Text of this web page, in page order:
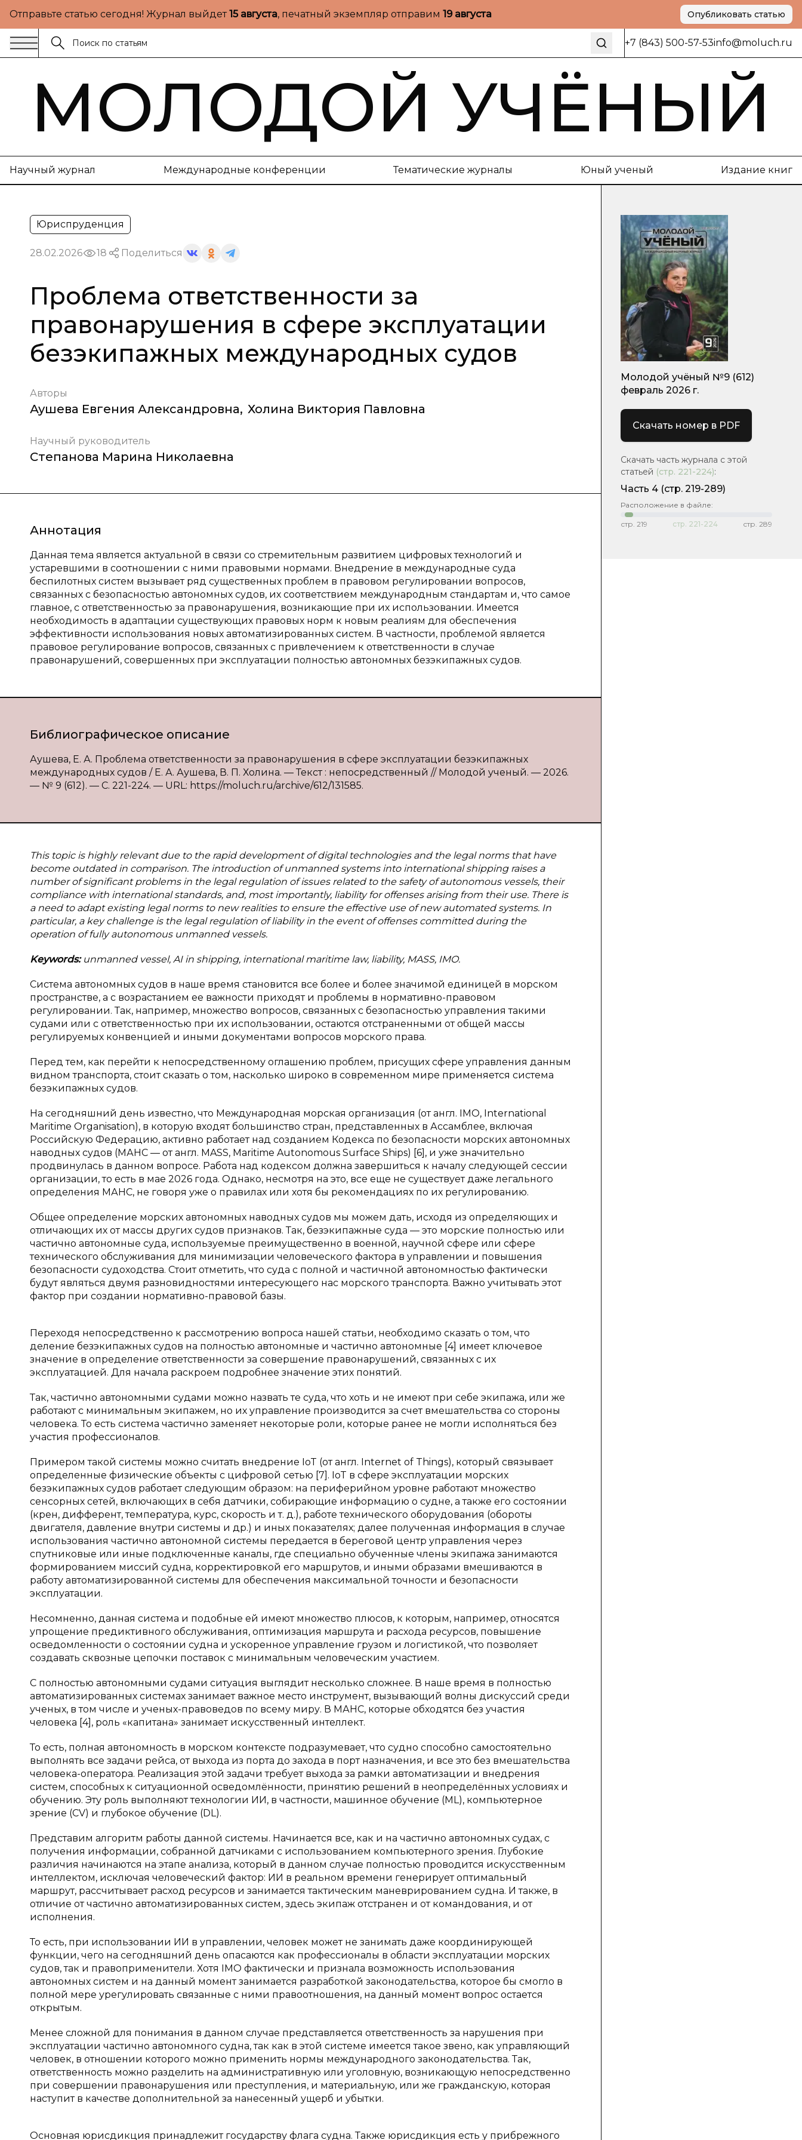
Отправьте статью сегодня! Журнал выйдет15 августа, печатный экземпляр отправим 19 августа Опубликовать статью
+7 (843) 500-57-53info@moluch.ru
МОЛОДОЙ УЧЁНЫЙ
Научный журнал Международные конференции Тематические журналы Юный ученый Издание книг
Юриспруденция
28.02.2026 18 Поделиться
Проблема ответственности за
правонарушения в сфере эксплуатации
безэкипажных международных судов
Авторы
Аушева Евгения Александровна, Холина Виктория Павловна
Научный руководитель
Степанова Марина Николаевна
Аннотация
Данная тема является актуальной в связи со стремительным развитием цифровых технологий и
устаревшими в соотношении с ними правовыми нормами. Внедрение в международные суда
беспилотных систем вызывает ряд существенных проблем в правовом регулировании вопросов,
связанных с безопасностью автономных судов, их соответствием международным стандартам и, что самое
главное, с ответственностью за правонарушения, возникающие при их использовании. Имеется
необходимость в адаптации существующих правовых норм к новым реалиям для обеспечения
эффективности использования новых автоматизированных систем. В частности, проблемой является
правовое регулирование вопросов, связанных с привлечением к ответственности в случае
правонарушений, совершенных при эксплуатации полностью автономных безэкипажных судов.
Библиографическое описание
Аушева, Е. А. Проблема ответственности за правонарушения в сфере эксплуатации безэкипажных
международных судов / Е. А. Аушева, В. П. Холина. — Текст : непосредственный // Молодой ученый. — 2026.
— № 9 (612). — С. 221-224. — URL: https://moluch.ru/archive/612/131585.
This topic is highly relevant due to the rapid development of digital technologies and the legal norms that have
become outdated in comparison. The introduction of unmanned systems into international shipping raises a
number of significant problems in the legal regulation of issues related to the safety of autonomous vessels, their
compliance with international standards, and, most importantly, liability for offenses arising from their use. There is
a need to adapt existing legal norms to new realities to ensure the effective use of new automated systems. In
particular, a key challenge is the legal regulation of liability in the event of offenses committed during the
operation of fully autonomous unmanned vessels.
Keywords: unmanned vessel, AI in shipping, international maritime law, liability, MASS, IMO.
Система автономных судов в наше время становится все более и более значимой единицей в морском
пространстве, а с возрастанием ее важности приходят и проблемы в нормативно-правовом
регулировании. Так, например, множество вопросов, связанных с безопасностью управления такими
судами или с ответственностью при их использовании, остаются отстраненными от общей массы
регулируемых конвенцией и иными документами вопросов морского права.
Перед тем, как перейти к непосредственному оглашению проблем, присущих сфере управления данным
видном транспорта, стоит сказать о том, насколько широко в современном мире применяется система
безэкипажных судов.
На сегодняшний день известно, что Международная морская организация (от англ. IMO, International
Maritime Organisation), в которую входят большинство стран, представленных в Ассамблее, включая
Российскую Федерацию, активно работает над созданием Кодекса по безопасности морских автономных
наводных судов (МАНС — от англ. MASS, Maritime Autonomous Surface Ships) [6], и уже значительно
продвинулась в данном вопросе. Работа над кодексом должна завершиться к началу следующей сессии
организации, то есть в мае 2026 года. Однако, несмотря на это, все еще не существует даже легального
определения МАНС, не говоря уже о правилах или хотя бы рекомендациях по их регулированию.
Общее определение морских автономных наводных судов мы можем дать, исходя из определяющих и
отличающих их от массы других судов признаков. Так, безэкипажные суда — это морские полностью или
частично автономные суда, используемые преимущественно в военной, научной сфере или сфере
технического обслуживания для минимизации человеческого фактора в управлении и повышения
безопасности судоходства. Стоит отметить, что суда с полной и частичной автономностью фактически
будут являться двумя разновидностями интересующего нас морского транспорта. Важно учитывать этот
фактор при создании нормативно-правовой базы.
Переходя непосредственно к рассмотрению вопроса нашей статьи, необходимо сказать о том, что
деление безэкипажных судов на полностью автономные и частично автономные [4] имеет ключевое
значение в определение ответственности за совершение правонарушений, связанных с их
эксплуатацией. Для начала раскроем подробнее значение этих понятий.
Так, частично автономными судами можно назвать те суда, что хоть и не имеют при себе экипажа, или же
работают с минимальным экипажем, но их управление производится за счет вмешательства со стороны
человека. То есть система частично заменяет некоторые роли, которые ранее не могли исполняться без
участия профессионалов.
Примером такой системы можно считать внедрение IoT (от англ. Internet of Things), который связывает
определенные физические объекты с цифровой сетью [7]. IoT в сфере эксплуатации морских
безэкипажных судов работает следующим образом: на периферийном уровне работают множество
сенсорных сетей, включающих в себя датчики, собирающие информацию о судне, а также его состоянии
(крен, дифферент, температура, курс, скорость и т. д.), работе технического оборудования (обороты
двигателя, давление внутри системы и др.) и иных показателях; далее полученная информация в случае
использования частично автономной системы передается в береговой центр управления через
спутниковые или иные подключенные каналы, где специально обученные члены экипажа занимаются
формированием миссий судна, корректировкой его маршрутов, и иными образами вмешиваются в
работу автоматизированной системы для обеспечения максимальной точности и безопасности
эксплуатации.
Несомненно, данная система и подобные ей имеют множество плюсов, к которым, например, относятся
упрощение предиктивного обслуживания, оптимизация маршрута и расхода ресурсов, повышение
осведомленности о состоянии судна и ускоренное управление грузом и логистикой, что позволяет
создавать сквозные цепочки поставок с минимальным человеческим участием.
С полностью автономными судами ситуация выглядит несколько сложнее. В наше время в полностью
автоматизированных системах занимает важное место инструмент, вызывающий волны дискуссий среди
ученых, в том числе и ученых-правоведов по всему миру. В МАНС, которые обходятся без участия
человека [4], роль «капитана» занимает искусственный интеллект.
То есть, полная автономность в морском контексте подразумевает, что судно способно самостоятельно
выполнять все задачи рейса, от выхода из порта до захода в порт назначения, и все это без вмешательства
человека-оператора. Реализация этой задачи требует выхода за рамки автоматизации и внедрения
систем, способных к ситуационной осведомлённости, принятию решений в неопределённых условиях и
обучению. Эту роль выполняют технологии ИИ, в частности, машинное обучение (ML), компьютерное
зрение (CV) и глубокое обучение (DL).
Представим алгоритм работы данной системы. Начинается все, как и на частично автономных судах, с
получения информации, собранной датчиками с использованием компьютерного зрения. Глубокие
различия начинаются на этапе анализа, который в данном случае полностью проводится искусственным
интеллектом, исключая человеческий фактор: ИИ в реальном времени генерирует оптимальный
маршрут, рассчитывает расход ресурсов и занимается тактическим маневрированием судна. И также, в
отличие от частично автоматизированных систем, здесь экипаж отстранен и от командования, и от
исполнения.
То есть, при использовании ИИ в управлении, человек может не занимать даже координирующей
функции, чего на сегодняшний день опасаются как профессионалы в области эксплуатации морских
судов, так и правоприменители. Хотя IMO фактически и признала возможность использования
автономных систем и на данный момент занимается разработкой законодательства, которое бы смогло в
полной мере урегулировать связанные с ними правоотношения, на данный момент вопрос остается
открытым.
Менее сложной для понимания в данном случае представляется ответственность за нарушения при
эксплуатации частично автономного судна, так как в этой системе имеется такое звено, как управляющий
человек, в отношении которого можно применить нормы международного законодательства. Так,
ответственность можно разделить на административную или уголовную, возникающую непосредственно
при совершении правонарушения или преступления, и материальную, или же гражданскую, которая
наступит в качестве дополнительной за нанесенный ущерб и убытки.
Основная юрисдикция принадлежит государству флага судна. Также юрисдикция есть у прибрежного
Молодой учёный №9 (612)
февраль 2026 г.
Скачать номер в PDF
Скачать часть журнала с этой
статьей (стр. 221-224):
Часть 4 (стр. 219-289)
Расположение в файле:
стр. 219 стр. 221-224 стр. 289